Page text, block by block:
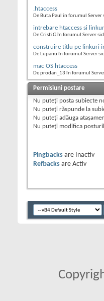
.htaccess
De Buta Paul în forumul Server
intrebare htaccess si
De Cristi G în forumul Server
construire titlu pe linkuri
De Lupanu în forumul Server
mac OS htaccess
De prodan_13 în forumul
Permisiuni postare
Nu puteţi posta subiecte
Nu puteţi răspunde la
Nu puteţi adăuga
Nu puteţi modifica
Pingbacks are
Inactiv
Refbacks are Activ